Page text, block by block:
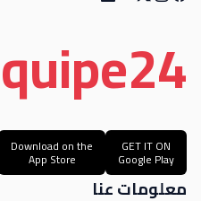
quipe24
GET IT ON
Google Play
Download on the
App Store
معلومات عنا